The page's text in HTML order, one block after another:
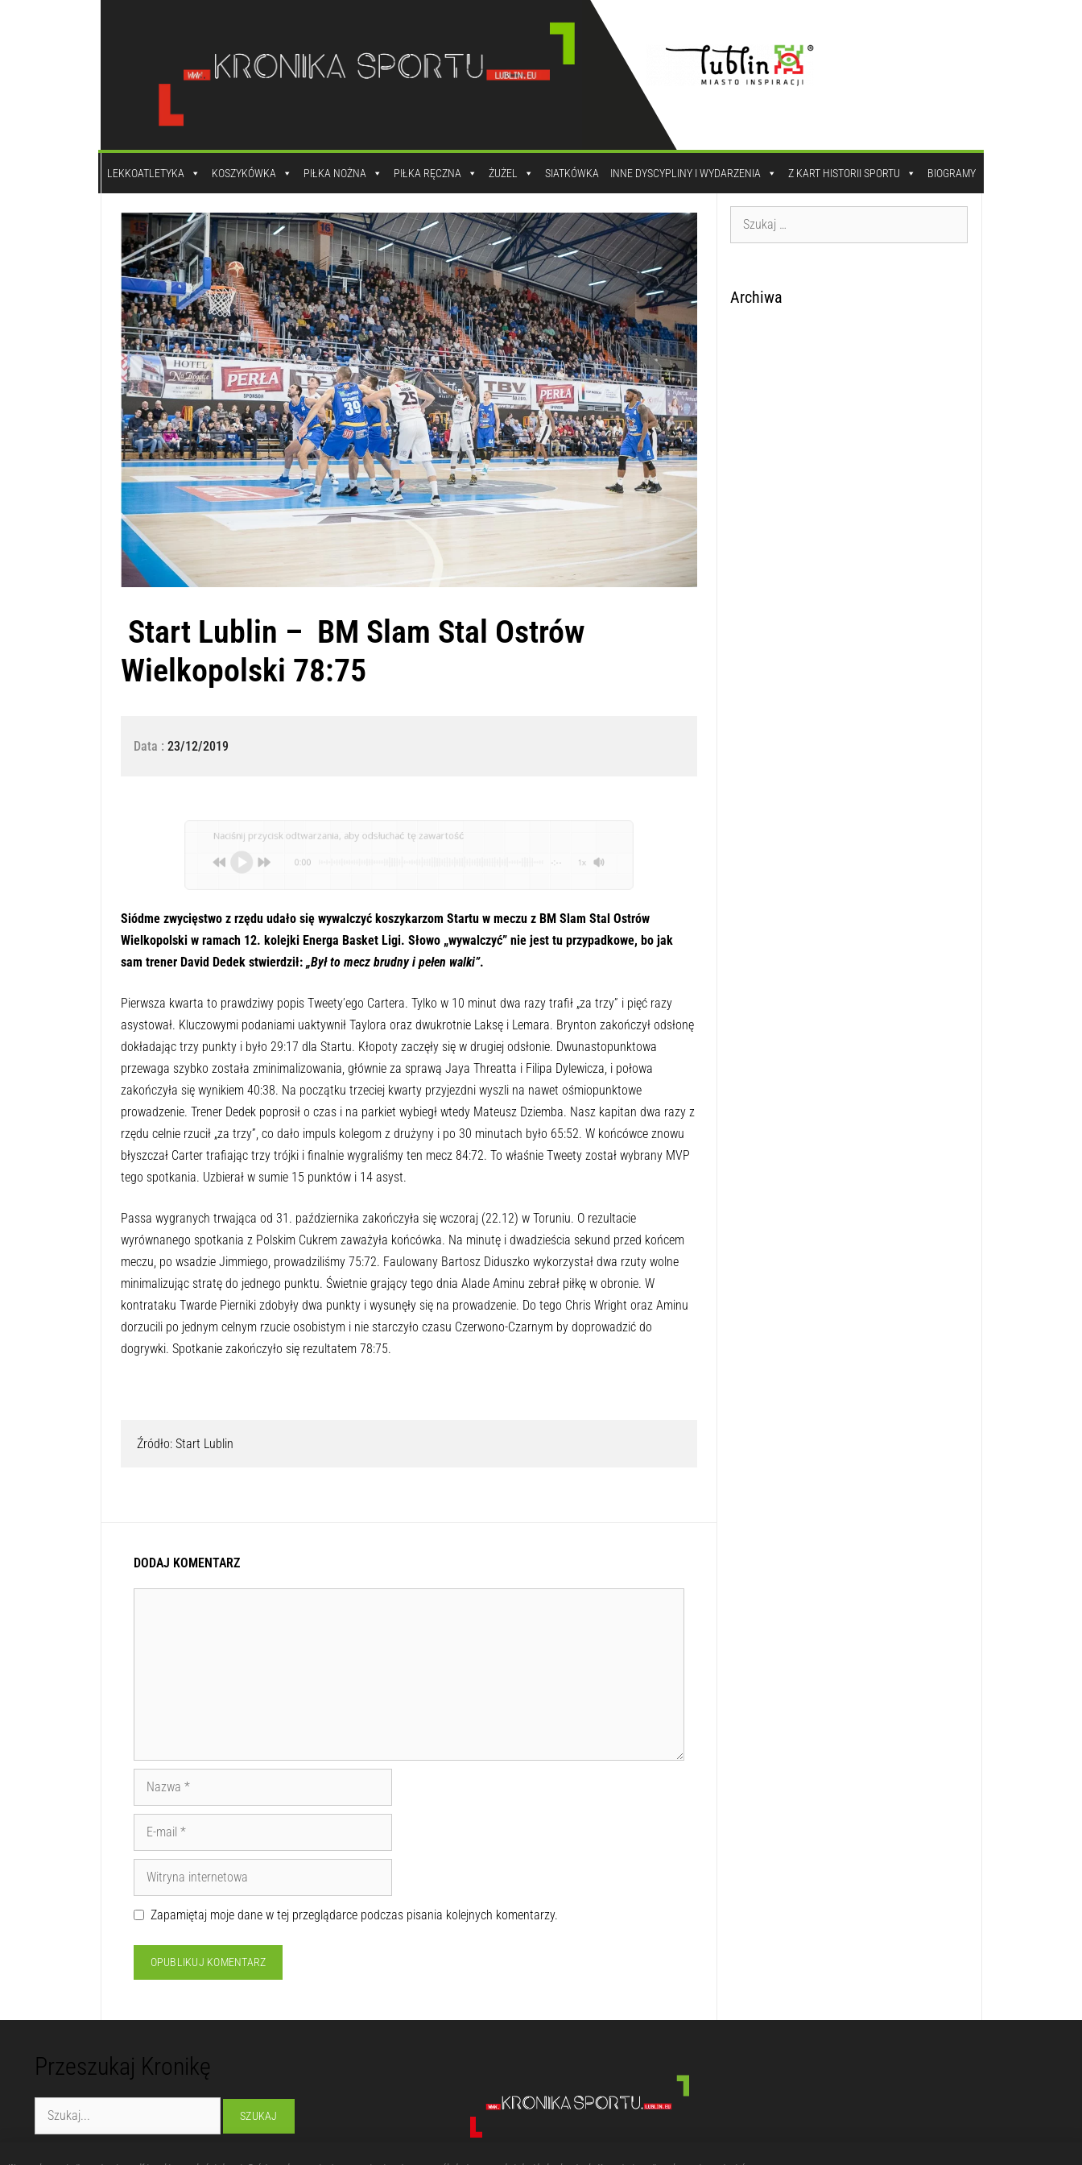
LEKKOATLETYKA KOSZYKÓWKA PIŁKA NOŻNA PIŁKA RĘCZNA ŻUŻEL SIATKÓWKA INNE DYSCYPLINY I WYDARZENIA Z KART HISTORII SPORTU BIOGRAMY
Start Lublin – BM Slam Stal Ostrów
Wielkopolski 78:75
Data : 23/12/2019
Naciśnij przycisk odtwarzania, aby odsłuchać tę zawartość
0:00 -:--
Siódme zwycięstwo z rzędu udało się wywalczyć koszykarzom Startu w meczu z BM Slam Stal Ostrów
Wielkopolski w ramach 12. kolejki Energa Basket Ligi. Słowo „wywalczyć” nie jest tu przypadkowe, bo jak
sam trener David Dedek stwierdził: „Był to mecz brudny i pełen walki”.
Pierwsza kwarta to prawdziwy popis Tweety’ego Cartera. Tylko w 10 minut dwa razy trafił „za trzy” i pięć razy
asystował. Kluczowymi podaniami uaktywnił Taylora oraz dwukrotnie Laksę i Lemara. Brynton zakończył odsłonę
dokładając trzy punkty i było 29:17 dla Startu. Kłopoty zaczęły się w drugiej odsłonie. Dwunastopunktowa
przewaga szybko została zminimalizowania, głównie za sprawą Jaya Threatta i Filipa Dylewicza, i połowa
zakończyła się wynikiem 40:38. Na początku trzeciej kwarty przyjezdni wyszli na nawet ośmiopunktowe
prowadzenie. Trener Dedek poprosił o czas i na parkiet wybiegł wtedy Mateusz Dziemba. Nasz kapitan dwa razy z
rzędu celnie rzucił „za trzy”, co dało impuls kolegom z drużyny i po 30 minutach było 65:52. W końcówce znowu
błyszczał Carter trafiając trzy trójki i finalnie wygraliśmy ten mecz 84:72. To właśnie Tweety został wybrany MVP
tego spotkania. Uzbierał w sumie 15 punktów i 14 asyst.
Passa wygranych trwająca od 31. października zakończyła się wczoraj (22.12) w Toruniu. O rezultacie
wyrównanego spotkania z Polskim Cukrem zaważyła końcówka. Na minutę i dwadzieścia sekund przed końcem
meczu, po wsadzie Jimmiego, prowadziliśmy 75:72. Faulowany Bartosz Diduszko wykorzystał dwa rzuty wolne
minimalizując stratę do jednego punktu. Świetnie grający tego dnia Alade Aminu zebrał piłkę w obronie. W
kontrataku Twarde Pierniki zdobyły dwa punkty i wysunęły się na prowadzenie. Do tego Chris Wright oraz Aminu
dorzucili po jednym celnym rzucie osobistym i nie starczyło czasu Czerwono-Czarnym by doprowadzić do
dogrywki. Spotkanie zakończyło się rezultatem 78:75.
Źródło: Start Lublin
DODAJ KOMENTARZ
Zapamiętaj moje dane w tej przeglądarce podczas pisania kolejnych komentarzy.
Archiwa
Przeszukaj Kronikę